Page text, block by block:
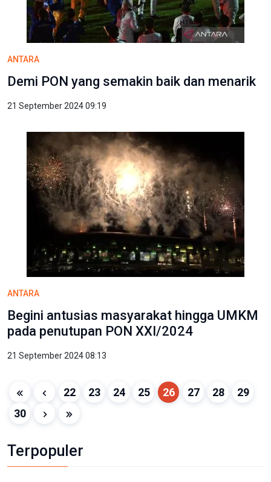
ANTARA
Demi PON yang semakin baik dan menarik
21 September 2024 09:19
ANTARA
Begini antusias masyarakat hingga UMKM
pada penutupan PON XXI/2024
21 September 2024 08:13
22 23 24 25 26 27 28
29
30
Terpopuler